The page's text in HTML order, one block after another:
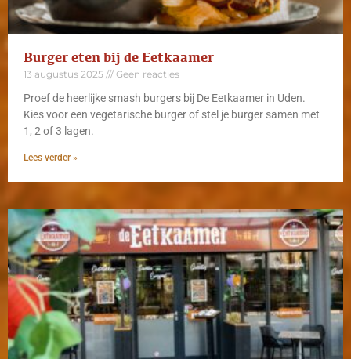
Burger eten bij de Eetkaamer
13 augustus 2025 Geen reacties
Proef de heerlijke smash burgers bij De Eetkaamer in Uden.
Kies voor een vegetarische burger of stel je burger samen met
1, 2 of 3 lagen.
Lees verder »